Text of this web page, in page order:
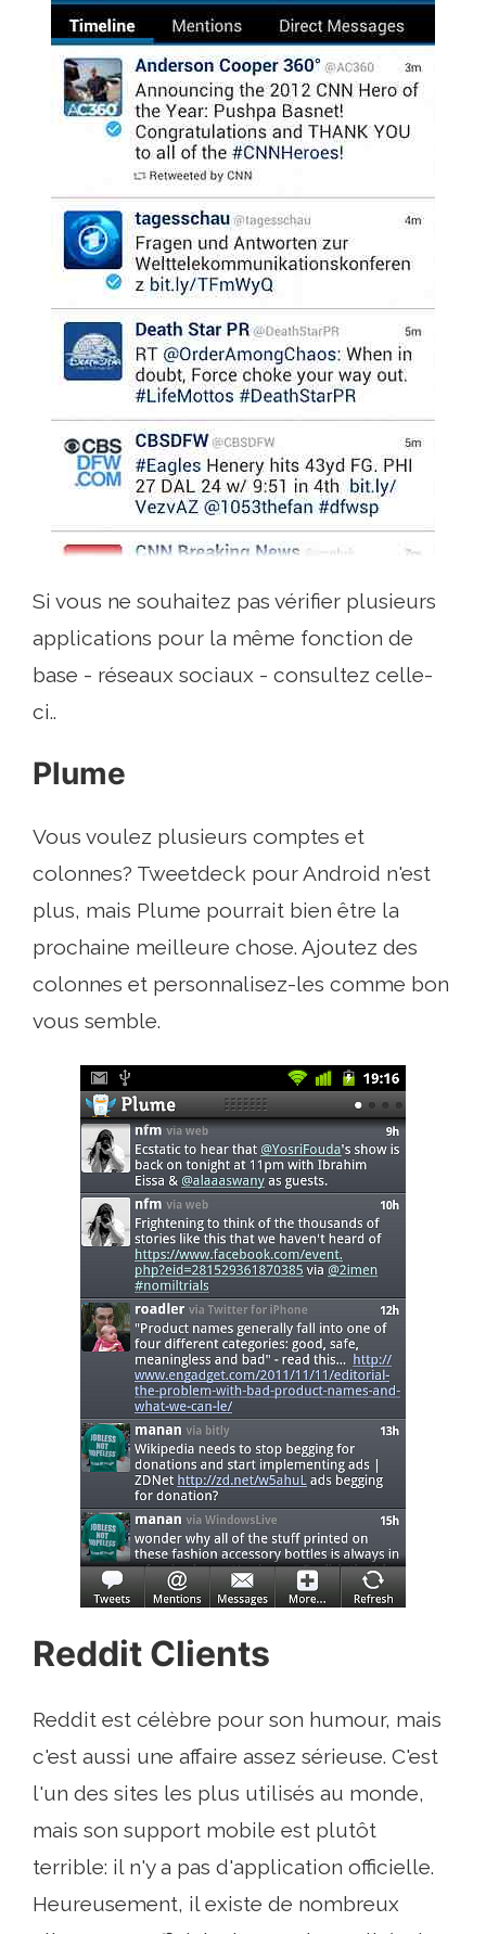
Si vous ne souhaitez pas vérifier plusieurs
applications pour la même fonction de
base - réseaux sociaux - consultez celle-
ci..
Plume
Vous voulez plusieurs comptes et
colonnes? Tweetdeck pour Android n'est
plus, mais Plume pourrait bien être la
prochaine meilleure chose. Ajoutez des
colonnes et personnalisez-les comme bon
vous semble.
Reddit Clients
Reddit est célèbre pour son humour, mais
c'est aussi une affaire assez sérieuse. C'est
l'un des sites les plus utilisés au monde,
mais son support mobile est plutôt
terrible: il n'y a pas d'application officielle.
Heureusement, il existe de nombreux